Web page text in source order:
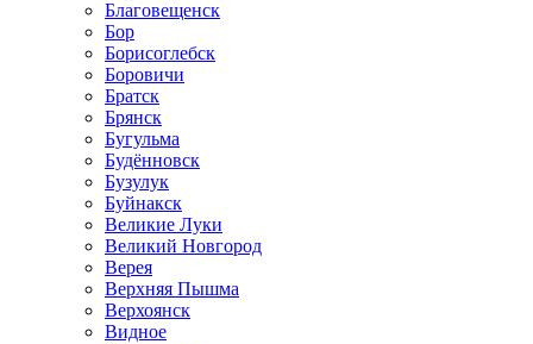
Благовещенск
Бор
Борисоглебск
Боровичи
Братск
Брянск
Бугульма
Будённовск
Бузулук
Буйнакск
Великие Луки
Великий Новгород
Верея
Верхняя Пышма
Верхоянск
Видное